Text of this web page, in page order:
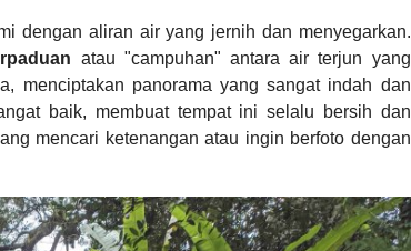
dengan aliran air yang jernih dan menyegarkan.
atau "campuhan" antara air terjun yang
menciptakan panorama yang sangat indah dan
baik, membuat tempat ini selalu bersih dan
mencari ketenangan atau ingin berfoto dengan